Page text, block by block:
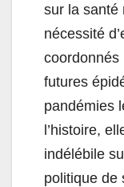
sur la santé
nécessité
coordonnés
futures
pandémies
l’histoire,
indélébile
politique de